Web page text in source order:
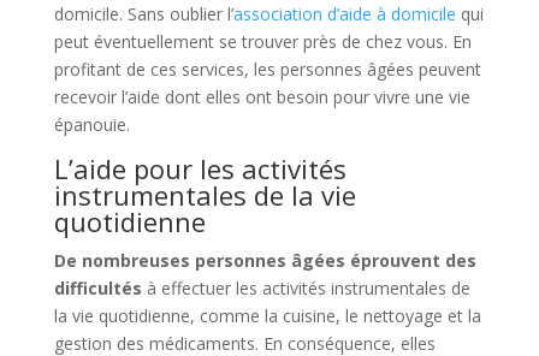
domicile. Sans oublier l’association d’aide à domicile qui
peut éventuellement se trouver près de chez vous. En
profitant de ces services, les personnes âgées peuvent
recevoir l’aide dont elles ont besoin pour vivre une vie
épanouie.
L’aide pour les activités
instrumentales de la vie
quotidienne
De nombreuses personnes âgées éprouvent des
difficultés à effectuer les activités instrumentales de
la vie quotidienne, comme la cuisine, le nettoyage et la
gestion des médicaments. En conséquence, elles